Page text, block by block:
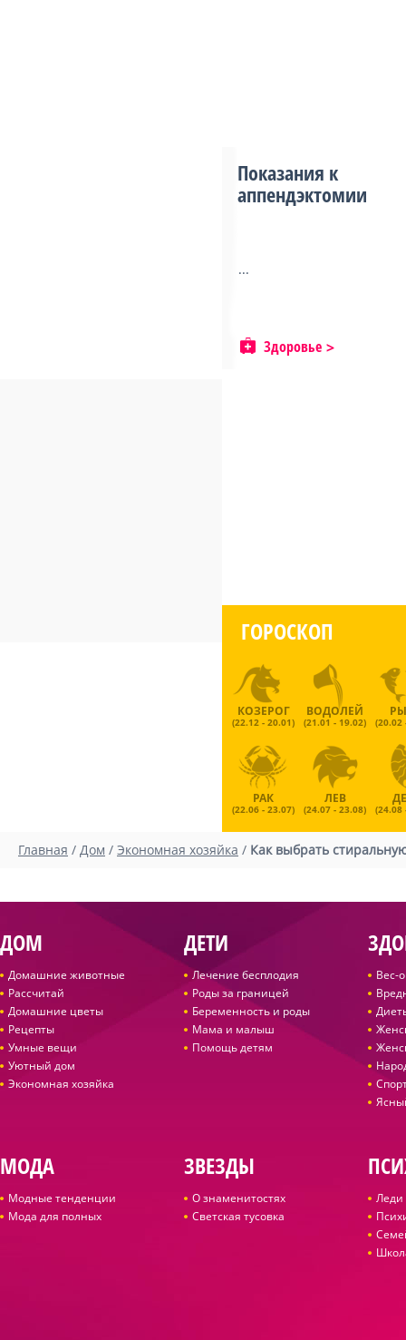
Показания к
аппендэктомии
...
Здоровье
ГОРОСКОП
КОЗЕРОГ
(22.12 - 20.01)
ВОДОЛЕЙ
(21.01 - 19.02) (20.02
РАК
(22.06 - 23.07)
ЛЕВ
(24.07 - 23.08) (24.08
Главная / Дом / Экономная хозяйка / Как выбрать
ДОМ
Домашние животные
Рассчитай
Домашние цветы
Рецепты
Умные вещи
Уютный дом
Экономная хозяйка
ДЕТИ
Лечение бесплодия
Роды за границей
Беременность и роды
Мама и малыш
Помощь детям
Вес-
МОДА
Модные тенденции
Мода для полных
ЗВЕЗДЫ
О знаменитостях
Светская тусовка
Леди